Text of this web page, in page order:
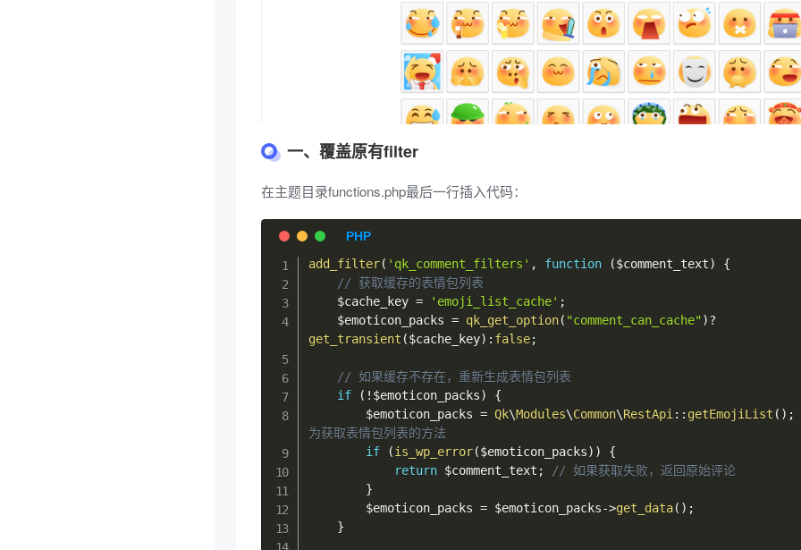
一、覆盖原有filter
在主题目录functions.php最后一行插入代码：
add_filter( 'qk_comment_filters' , function ($comment_text)
{
// 获取缓存的表情包列表
$cache_key = 'emoji_list_cache' ;
$emoticon_packs = qk_get_option( "comment_can_cache")?
get_transient ($cache_key) : false;
// 如果缓存不存在，重新生成表情包列表
if
( ! $emoticon_packs)
{
$emoticon_packs = Qk\Modules\Common\RestApi:: getEmojiList ( ) ;
为获取表情包列表的方法
if
(is_wp_error($emoticon_packs) )
{
return $comment_text ;
// 如果获取失败，返回原始评论
}
$emoticon_packs = $emoticon_packs->get_data( ) ;
}